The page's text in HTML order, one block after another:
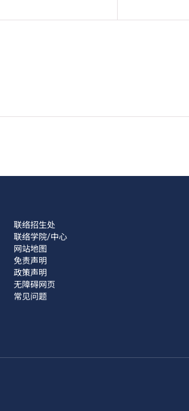
联络招生处
联络学院/中心
网站地图
免责声明
政策声明
无障碍网页
常见问题